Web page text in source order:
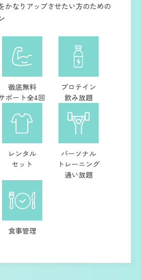
かなりアップさせたい方のための
徹底無料
ポート全4回
プロテイン
飲み放題
レンタル
セット
パーソナル
トレーニング
通い放題
食事管理